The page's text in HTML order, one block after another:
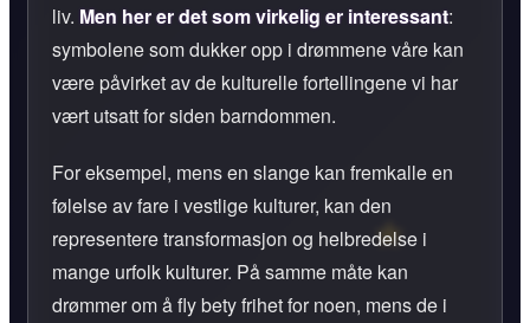
liv. Men her er det som virkelig er interessant:
symbolene som dukker opp i drømmene våre kan
være påvirket av de kulturelle fortellingene vi har
vært utsatt for siden barndommen.
For eksempel, mens en slange kan fremkalle en
følelse av fare i vestlige kulturer, kan den
representere transformasjon og helbredelse i
mange urfolk kulturer. På samme måte kan
drømmer om å fly bety frihet for noen, mens de i